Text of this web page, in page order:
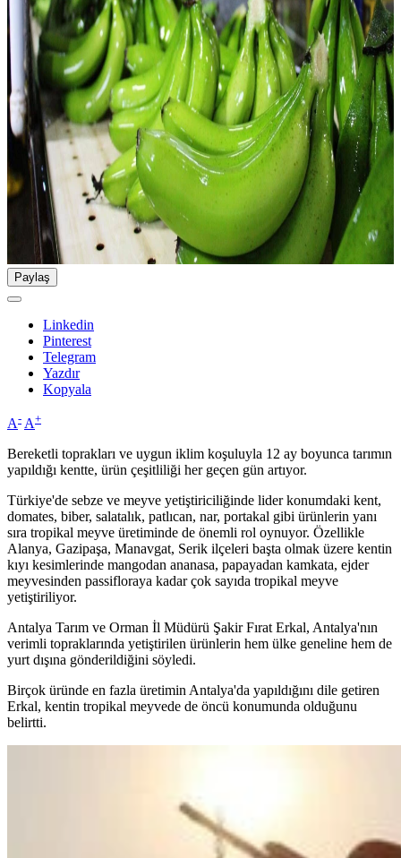
Paylaş
Linkedin
Pinterest
Telegram
Yazdır
Kopyala
A- A+
Bereketli toprakları ve uygun iklim koşuluyla 12 ay boyunca tarımın
yapıldığı kentte, ürün çeşitliliği her geçen gün artıyor.
Türkiye'de sebze ve meyve yetiştiriciliğinde lider konumdaki kent,
domates, biber, salatalık, patlıcan, nar, portakal gibi ürünlerin yanı
sıra tropikal meyve üretiminde de önemli rol oynuyor. Özellikle
Alanya, Gazipaşa, Manavgat, Serik ilçeleri başta olmak üzere kentin
kıyı kesimlerinde mangodan ananasa, papayadan kamkata, ejder
meyvesinden passifloraya kadar çok sayıda tropikal meyve
yetiştiriliyor.
Antalya Tarım ve Orman İl Müdürü Şakir Fırat Erkal, Antalya'nın
verimli topraklarında yetiştirilen ürünlerin hem ülke geneline hem de
yurt dışına gönderildiğini söyledi.
Birçok üründe en fazla üretimin Antalya'da yapıldığını dile getiren
Erkal, kentin tropikal meyvede de öncü konumunda olduğunu
belirtti.